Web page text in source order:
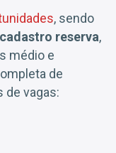
, sendo
reserva,
médio e
de
de vagas: